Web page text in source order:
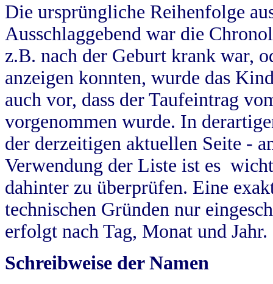
Die ursprüngliche Reihenfolge
Ausschlaggebend war die
z.B. nach der Geburt krank war,
anzeigen konnten, wurde das
auch vor, dass der Taufeintrag
vorgenommen wurde. In
der derzeitigen aktuellen Seite -
Verwendung der Liste ist es
dahinter zu überprüfen. Eine
technischen Gründen nur
erfolgt nach Tag, Monat und Jahr.
Schreibweise der Namen